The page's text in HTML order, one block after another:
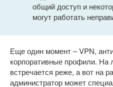
общий доступ и
могут работать
Еще один момент – VPN,
корпоративные профили. На
встречается реже, а вот на
администратор может